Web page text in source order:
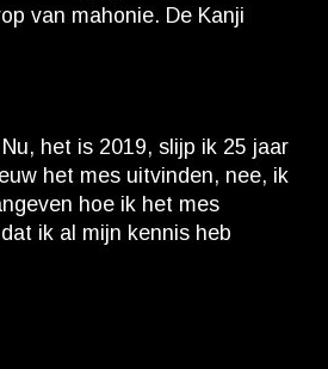
van mahonie. De Kanji
het is 2019, slijp ik 25 jaar
het mes uitvinden, nee, ik
hoe ik het mes
ik al mijn kennis heb